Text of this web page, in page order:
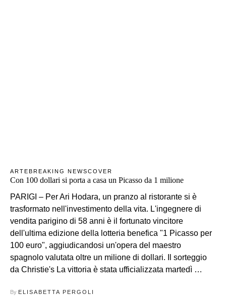
ARTEBREAKING NEWSCOVER
Con 100 dollari si porta a casa un Picasso da 1 milione
PARIGI – Per Ari Hodara, un pranzo al ristorante si è
trasformato nell'investimento della vita. L'ingegnere di
vendita parigino di 58 anni è il fortunato vincitore
dell'ultima edizione della lotteria benefica "1 Picasso per
100 euro", aggiudicandosi un'opera del maestro
spagnolo valutata oltre un milione di dollari. Il sorteggio
da Christie's La vittoria è stata ufficializzata martedì …
By ELISABETTA PERGOLI